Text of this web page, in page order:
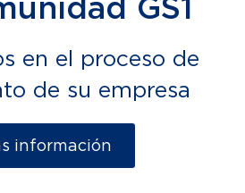
en el proceso de
de su empresa
información